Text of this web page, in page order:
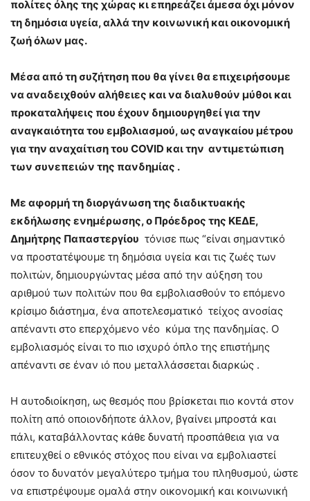
πολίτες όλης της χώρας κι επηρεάζει άμεσα όχι μόνον
τη δημόσια υγεία, αλλά την κοινωνική και οικονομική
ζωή όλων μας.
Μέσα από τη συζήτηση που θα γίνει θα επιχειρήσουμε
να αναδειχθούν αλήθειες και να διαλυθούν μύθοι και
προκαταλήψεις που έχουν δημιουργηθεί για την
αναγκαιότητα του εμβολιασμού, ως αναγκαίου μέτρου
για την αναχαίτιση του COVID και την αντιμετώπιση
των συνεπειών της πανδημίας .
Με αφορμή τη διοργάνωση της διαδικτυακής
εκδήλωσης ενημέρωσης, ο Πρόεδρος της ΚΕΔΕ,
Δημήτρης Παπαστεργίου τόνισε πως “είναι σημαντικό
να προστατέψουμε τη δημόσια υγεία και τις ζωές των
πολιτών, δημιουργώντας μέσα από την αύξηση του
αριθμού των πολιτών που θα εμβολιασθούν το επόμενο
κρίσιμο διάστημα, ένα αποτελεσματικό τείχος ανοσίας
απέναντι στο επερχόμενο νέο κύμα της πανδημίας. Ο
εμβολιασμός είναι το πιο ισχυρό όπλο της επιστήμης
απέναντι σε έναν ιό που μεταλλάσσεται διαρκώς .
Η αυτοδιοίκηση, ως θεσμός που βρίσκεται πιο κοντά στον
πολίτη από οποιονδήποτε άλλον, βγαίνει μπροστά και
πάλι, καταβάλλοντας κάθε δυνατή προσπάθεια για να
επιτευχθεί ο εθνικός στόχος που είναι να εμβολιαστεί
όσον το δυνατόν μεγαλύτερο τμήμα του πληθυσμού, ώστε
να επιστρέψουμε ομαλά στην οικονομική και κοινωνική